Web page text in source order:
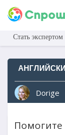
Стать экспертом
Dorige